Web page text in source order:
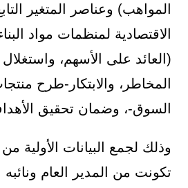
المواهب) وعناصر المتغير
الاقتصادية لمنظمات مواد
(العائد على الأسهم،
المخاطر، والابتكار-طرح
السوق-، وضمان تحقيق
وذلك لجمع البيانات الأولية
تكونت من المدير العام